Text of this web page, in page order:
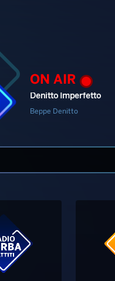
ON AIR
Denitto Imperfetto
Beppe Denitto